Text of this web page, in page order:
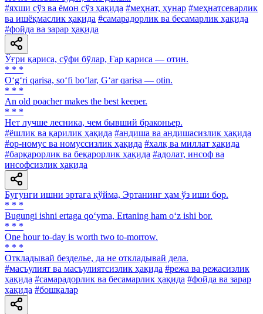
#яхши сўз ва ёмон сўз ҳақида #меҳнат, ҳунар #меҳнатсеварлик
ва ишёқмаслик ҳақида #самарадорлик ва бесамарлик ҳақида
#фойда ва зарар ҳақида
Ўғри қариса, сўфи бўлар, Ғар қариса — отин.
* * *
O‘g‘ri qarisa, so‘fi bo‘lar, G‘ar qarisa — otin.
* * *
An old poacher makes the best keeper.
* * *
Нет лучше лесника, чем бывший браконьер.
#ёшлик ва қарилик ҳақида #андиша ва андишасизлик ҳақида
#ор-номус ва номуссизлик ҳақида #халқ ва миллат ҳақида
#барқарорлик ва беқарорлик ҳақида #адолат, инсоф ва
инсофсизлик ҳақида
Бугунги ишни эртага қўйма, Эртанинг ҳам ўз иши бор.
* * *
Bugungi ishni ertaga qo‘yma, Ertaning ham o‘z ishi bor.
* * *
One hour to-day is worth two to-morrow.
* * *
Откладывай безделье, да не откладывай дела.
#масъулият ва масъулиятсизлик ҳақида #режа ва режасизлик
ҳақида #самарадорлик ва бесамарлик ҳақида #фойда ва зарар
ҳақида #бошқалар